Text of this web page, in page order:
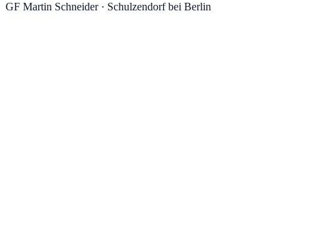
GF Martin Schneider· Schulzendorfbei Berlin